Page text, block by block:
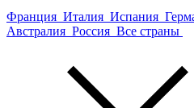
Франция Италия Испания
Австралия Россия Все страны